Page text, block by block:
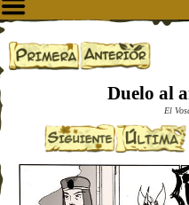
Duelo al
El